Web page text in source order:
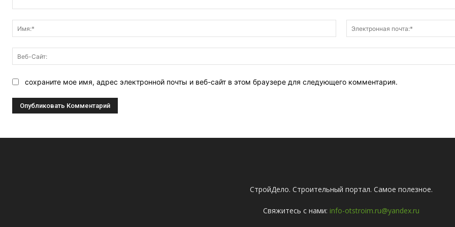
Имя:*
сохраните мое имя, адрес электронной почты и веб-сайт в этом браузере для следующего комментария.
СтройДело. Строительный портал. Самое полезное.
Свяжитесь с нами: info-otstroim.ru@yandex.ru